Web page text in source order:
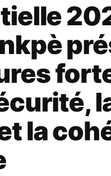
la